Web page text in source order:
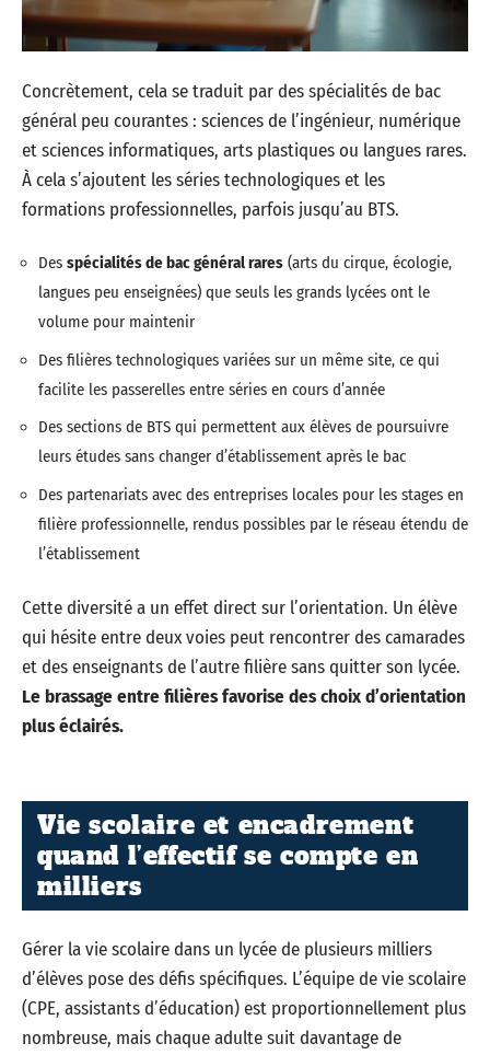
Concrètement, cela se traduit par des spécialités de bac
général peu courantes : sciences de l’ingénieur, numérique
et sciences informatiques, arts plastiques ou langues rares.
À cela s’ajoutent les séries technologiques et les
formations professionnelles, parfois jusqu’au BTS.
Des spécialités de bac général rares (arts du cirque, écologie,
langues peu enseignées) que seuls les grands lycées ont le
volume pour maintenir
Des filières technologiques variées sur un même site, ce qui
facilite les passerelles entre séries en cours d’année
Des sections de BTS qui permettent aux élèves de poursuivre
leurs études sans changer d’établissement après le bac
Des partenariats avec des entreprises locales pour les stages en
filière professionnelle, rendus possibles par le réseau étendu de
l’établissement
Cette diversité a un effet direct sur l’orientation. Un élève
qui hésite entre deux voies peut rencontrer des camarades
et des enseignants de l’autre filière sans quitter son lycée.
Le brassage entre filières favorise des choix d’orientation
plus éclairés.
Vie scolaire et encadrement
quand l’effectif se compte en
milliers
Gérer la vie scolaire dans un lycée de plusieurs milliers
d’élèves pose des défis spécifiques. L’équipe de vie scolaire
(CPE, assistants d’éducation) est proportionnellement plus
nombreuse, mais chaque adulte suit davantage de